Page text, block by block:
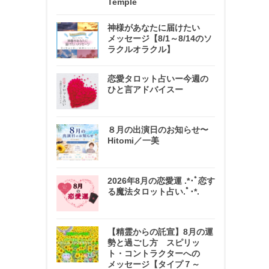
神様があなたに届けたい
メッセージ【8/1～8/14のソ
ラクルオラクル】
恋愛タロット占いー今週の
ひと言アドバイスー
８月の出演日のお知らせ〜
Hitomi／一美
2026年8月の恋愛運 .*･ﾟ恋す
る魔法タロット占い.ﾟ･*.
【精霊からの託宣】8月の運
勢と過ごし方 スピリッ
ト・コントラクターへの
メッセージ【タイプ７～